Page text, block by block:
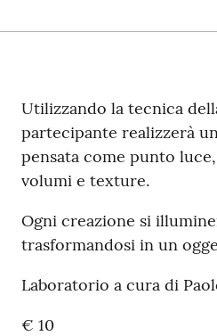
Utilizzando la tecnica
partecipante realizzerà
pensata come punto
volumi e texture.
Ogni creazione si
trasformandosi in un
Laboratorio a cura di
€ 10